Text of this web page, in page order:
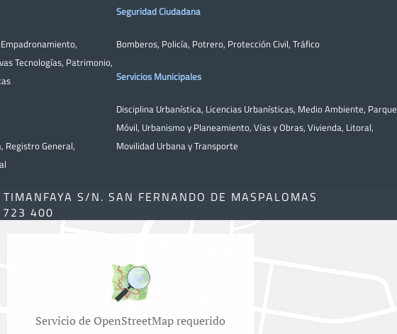
Empadronamiento,
Tecnologías, Patrimonio,
, Registro General,
Seguridad Ciudadana
Bomberos, Policía, Potrero, Protección Civil, Tráfico
Servicios Municipales
Disciplina Urbanística, Licencias Urbanísticas, Medio Ambiente, Parque
Móvil, Urbanismo y Planeamiento, Vías y Obras, Vivienda, Litoral,
Movilidad Urbana y Transporte
S/N. SAN FERNANDO DE MASPALOMAS
400
Servicio de OpenStreetMap requerido